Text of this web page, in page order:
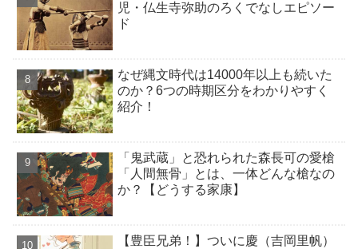
児・仏生寺弥助のろくでなしエピソー
ド
なぜ縄文時代は14000年以上も続いた
のか？6つの時期区分をわかりやすく
紹介！
「鬼武蔵」と恐れられた森長可の愛槍
「人間無骨」とは、一体どんな槍なの
か？【どうする家康】
【豊臣兄弟！】ついに慶（吉岡里帆）